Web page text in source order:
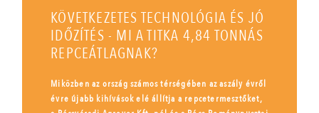
KÖVETKEZETES TECHNOLÓGIA ÉS JÓ
IDŐZÍTÉS - MI A TITKA 4,84 TONNÁS
REPCEÁTLAGNAK?
Miközben az ország számos térségében az aszály évről
évre újabb kihívások elé állítja a repcetermesztőket,